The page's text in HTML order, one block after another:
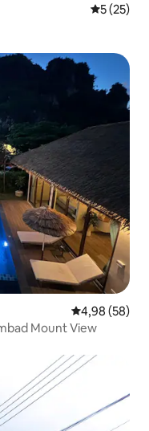
5 (25)
Gemiddelde
4,98 (58)
Mount View